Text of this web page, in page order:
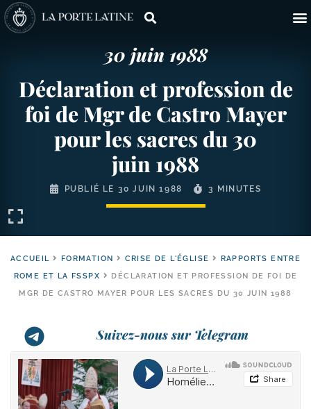
30 juin 1988
Déclaration et profession de
foi de Mgr de Castro Mayer
pour les sacres du 30
juin 1988
PUBLIÉ LE 30 JUIN 1988 3 MINUTES
ACCUEIL FORMATION CRISE DE L'ÉGLISE
RAPPORTS ENTRE
ROME ET LA FSSPX
DÉCLARATION ET PROFESSION DE FOI DE
MGR DE CASTRO MAYER POUR LES SACRES DU 30 JUIN 1988
Suivez-nous sur Telegram